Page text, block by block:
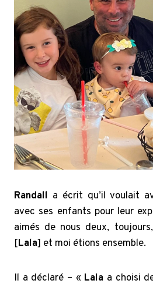
Randall a écrit qu’il voulait
avec ses enfants pour leur
aimés de nous deux,
[Lala] et moi étions ensemble.
Il a déclaré – « Lala a choisi